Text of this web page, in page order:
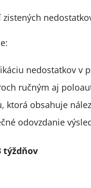
zistených
nedostatkov v
ručným aj
ktorá obsahuje
odovzdanie
týždňov